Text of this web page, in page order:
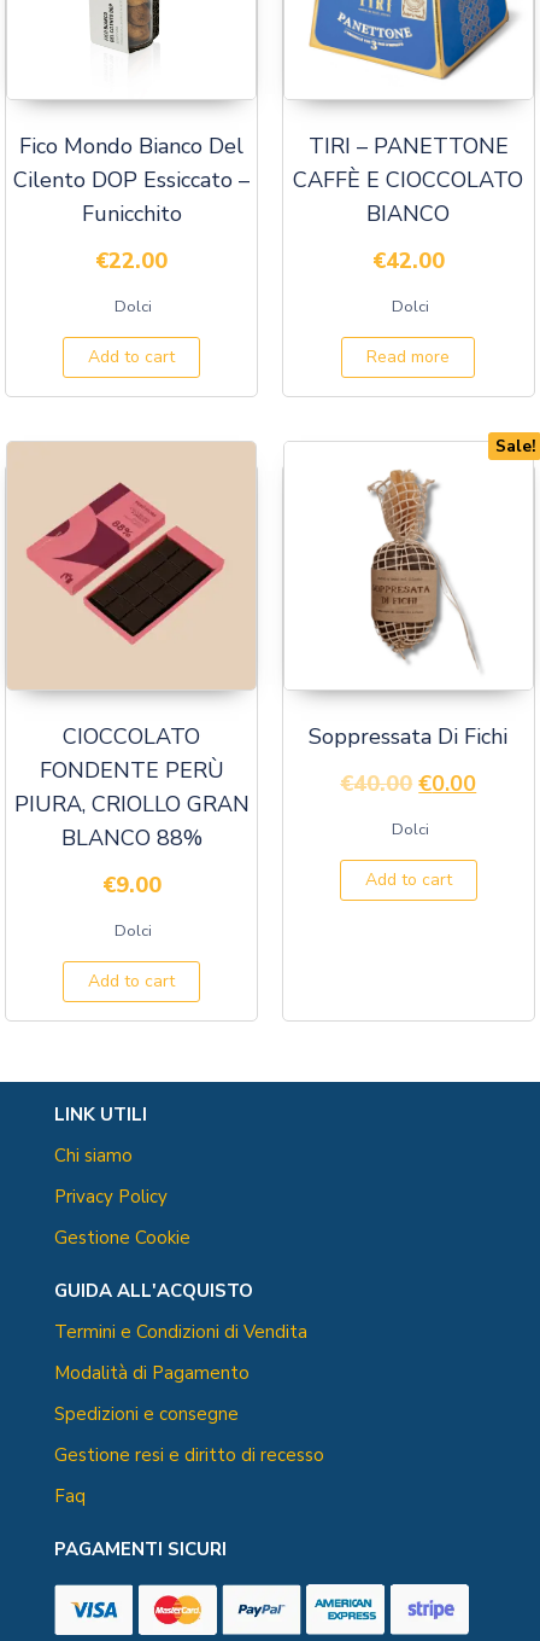
Fico Mondo Bianco Del
Cilento DOP Essiccato –
Funicchito
€22.00
Dolci
Add to cart
TIRI – PANETTONE
CAFFÈ E CIOCCOLATO
BIANCO
€42.00
Dolci
Read more
CIOCCOLATO
FONDENTE PERÙ
PIURA, CRIOLLO GRAN
BLANCO 88%
€9.00
Dolci
Add to cart
Sale!
Soppressata Di Fichi
€40.00 €0.00
Dolci
Add to cart
LINK UTILI
Chi siamo
Privacy Policy
Gestione Cookie
GUIDA ALL'ACQUISTO
Termini e Condizioni di Vendita
Modalità di Pagamento
Spedizioni e consegne
Gestione resi e diritto di recesso
Faq
PAGAMENTI SICURI